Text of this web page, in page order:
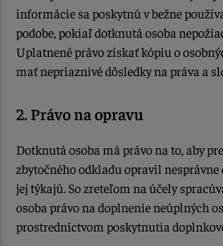
informácie sa poskytnú v bežne
podobe, pokiaľ dotknutá osoba
Uplatnené právo získať kópiu o
mať nepriaznivé dôsledky na práva a
2. Právo na opravu
Dotknutá osoba má právo na to, aby
zbytočného odkladu opravil nesprávne
jej týkajú. So zreteľom na účely
osoba právo na doplnenie neúplných
prostredníctvom poskytnutia